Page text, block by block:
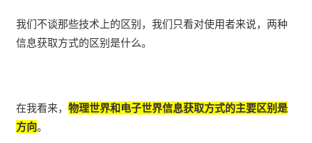
我们不谈那些技术上的区别，我们只看对使用者来说，两种
信息获取方式的区别是什么。
在我看来， 物理世界和电子世界信息获取方式的主要区别是
方向。